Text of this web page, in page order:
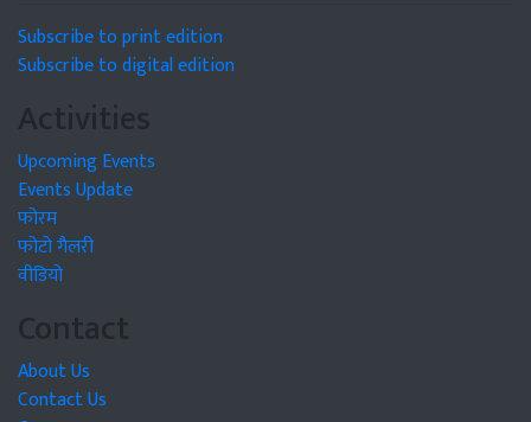
Subscribe to print edition
Subscribe to digital edition
Activities
Upcoming Events
Events Update
फोरम
फोटो गैलरी
वीडियो
Contact
About Us
Contact Us